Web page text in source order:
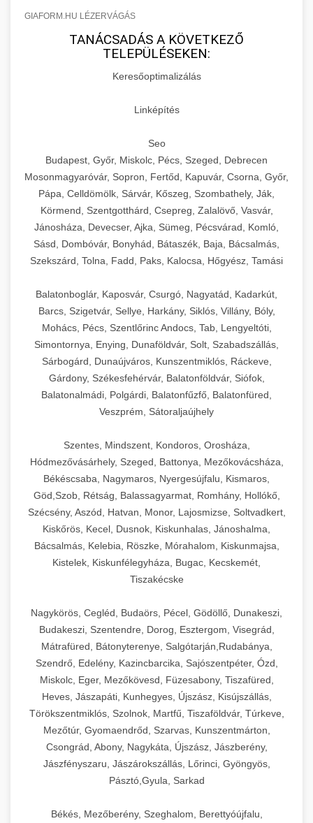
GIAFORM.HU LÉZERVÁGÁS
TANÁCSADÁS A KÖVETKEZŐ
TELEPÜLÉSEKEN:
Keresőoptimalizálás
Linképítés
Seo
Budapest, Győr, Miskolc, Pécs, Szeged, Debrecen
Mosonmagyaróvár, Sopron, Fertőd, Kapuvár, Csorna, Győr,
Pápa, Celldömölk, Sárvár, Kőszeg, Szombathely, Ják,
Körmend, Szentgotthárd, Csepreg, Zalalövő, Vasvár,
Jánosháza, Devecser, Ajka, Sümeg, Pécsvárad, Komló,
Sásd, Dombóvár, Bonyhád, Bátaszék, Baja, Bácsalmás,
Szekszárd, Tolna, Fadd, Paks, Kalocsa, Hőgyész, Tamási
Balatonboglár, Kaposvár, Csurgó, Nagyatád, Kadarkút,
Barcs, Szigetvár, Sellye, Harkány, Siklós, Villány, Bóly,
Mohács, Pécs, Szentlőrinc Andocs, Tab, Lengyeltóti,
Simontornya, Enying, Dunaföldvár, Solt, Szabadszállás,
Sárbogárd, Dunaújváros, Kunszentmiklós, Ráckeve,
Gárdony, Székesfehérvár, Balatonföldvár, Siófok,
Balatonalmádi, Polgárdi, Balatonfűzfő, Balatonfüred,
Veszprém, Sátoraljaújhely
Szentes, Mindszent, Kondoros, Orosháza,
Hódmezővásárhely, Szeged, Battonya, Mezőkovácsháza,
Békéscsaba, Nagymaros, Nyergesújfalu, Kismaros,
Göd,Szob, Rétság, Balassagyarmat, Romhány, Hollókő,
Szécsény, Aszód, Hatvan, Monor, Lajosmizse, Soltvadkert,
Kiskőrös, Kecel, Dusnok, Kiskunhalas, Jánoshalma,
Bácsalmás, Kelebia, Röszke, Mórahalom, Kiskunmajsa,
Kistelek, Kiskunfélegyháza, Bugac, Kecskemét,
Tiszakécske
Nagykörös, Cegléd, Budaörs, Pécel, Gödöllő, Dunakeszi,
Budakeszi, Szentendre, Dorog, Esztergom, Visegrád,
Mátrafüred, Bátonyterenye, Salgótarján,Rudabánya,
Szendrő, Edelény, Kazincbarcika, Sajószentpéter, Ózd,
Miskolc, Eger, Mezőkövesd, Füzesabony, Tiszafüred,
Heves, Jászapáti, Kunhegyes, Újszász, Kisújszállás,
Törökszentmiklós, Szolnok, Martfű, Tiszaföldvár, Túrkeve,
Mezőtúr, Gyomaendrőd, Szarvas, Kunszentmárton,
Csongrád, Abony, Nagykáta, Újszász, Jászberény,
Jászfényszaru, Jászárokszállás, Lőrinci, Gyöngyös,
Pásztó,Gyula, Sarkad
Békés, Mezőberény, Szeghalom, Berettyóújfalu,